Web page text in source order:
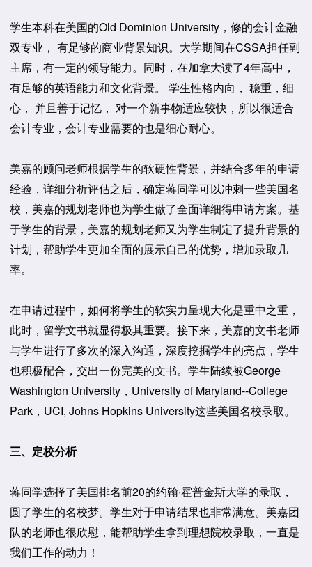
学生本科在美国的Old Dominion University，修的会计金融
双专业， 有足够的商业背景知识。大学期间在CSSA担任副
主席，有一定的领导能力。同时，在加拿大读了4年高中，
有足够的英语能力和文化背景。 学生性格内向， 稳重，细
心， 并且善于记忆， 对一个新事物适应较快，所以很适合
会计专业，会计专业需要的也是细心耐心。
美嘉的顾问老师根据学生的软硬性背景，并结合多年的申请
经验，详细分析评估之后，确定蒋同学可以冲刺一些美国名
校，美嘉的规划老师也为学生做了全面详细得申请方案。基
于学生的背景，美嘉的规划老师又为学生制定了提升背景的
计划，帮助学生更加全面的展示自己的优势，增加录取几
率。
在申请过程中，如何将学生的软实力呈现大化是重中之重，
此时，留学文书就显得极其重要。接下来，美嘉的文书老师
与学生进行了多次的深入沟通，深度挖掘学生的亮点，学生
也积极配合，交出一份完美的文书。学生陆续被George
Washington University，University of Maryland--College
Park，UCI, Johns Hopkins University这些美国名校录取。
三、定校分析
蒋同学选择了美国排名前20的约翰·霍普金斯大学的录取，
圆了学生的名校梦。学生对于申请结果也非常满意。美嘉团
队的老师也很欣慰，能帮助学生拿到理想院校录取，一直是
我们工作的动力！